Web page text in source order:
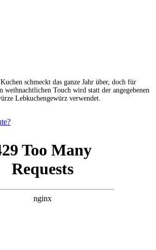
schmeckt das ganze Jahr über, doch für
weihnachtlichen Touch wird statt der angegebenen
Lebkuchengewürz verwendet.